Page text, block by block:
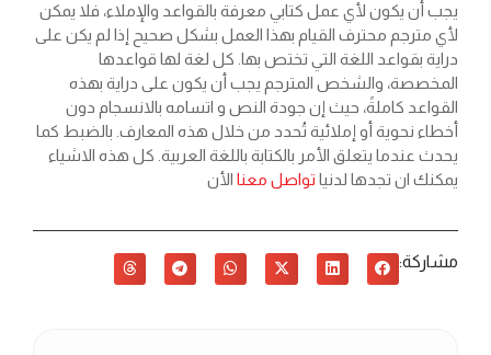
يجب أن يكون لأي عمل كتابي معرفة بالقواعد والإملاء، فلا يمكن
لأي مترجم محترف القيام بهذا العمل بشكل صحيح إذا لم يكن على
دراية بقواعد اللغة التي تختص بها. كل لغة لها قواعدها
المخصصة، والشخص المترجم يجب أن يكون على دراية بهذه
القواعد كاملةً، حيث إن جودة النص و اتسامه بالانسجام دون
أخطاء نحوية أو إملائية تُحدد من خلال هذه المعارف. بالضبط كما
يحدث عندما يتعلق الأمر بالكتابة باللغة العربية. كل هذه الاشياء
يمكنك ان تجدها لدنيا تواصل معنا الأن
مشاركة: